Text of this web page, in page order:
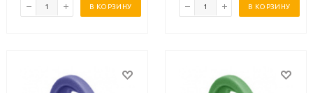
В КОРЗИНУ В КОРЗИНУ